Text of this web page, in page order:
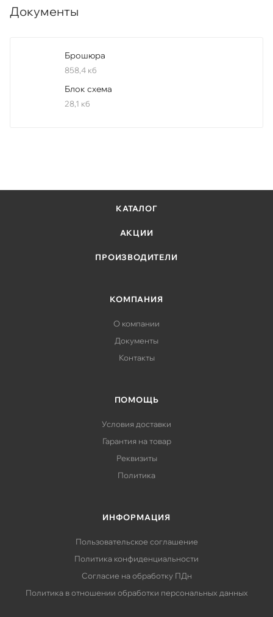
Документы
Брошюра
858,4 кб
Блок схема
28,1 кб
КАТАЛОГ
АКЦИИ
ПРОИЗВОДИТЕЛИ
КОМПАНИЯ
О компании
Документы
Контакты
ПОМОЩЬ
Условия доставки
Гарантия на товар
Реквизиты
Политика
ИНФОРМАЦИЯ
Пользовательское соглашение
Политика конфиденциальности
Согласие на обработку ПДн
Политика в отношении обработки персональных данных